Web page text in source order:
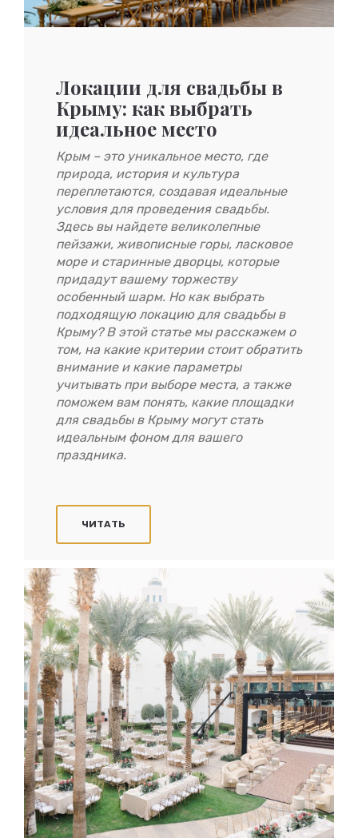
Локации для свадьбы в
Крыму: как выбрать
идеальное место
Крым – это уникальное место, где
природа, история и культура
переплетаются, создавая идеальные
условия для проведения свадьбы.
Здесь вы найдете великолепные
пейзажи, живописные горы, ласковое
море и старинные дворцы, которые
придадут вашему торжеству
особенный шарм. Но как выбрать
подходящую локацию для свадьбы в
Крыму? В этой статье мы расскажем о
том, на какие критерии стоит обратить
внимание и какие параметры
учитывать при выборе места, а также
поможем вам понять, какие площадки
для свадьбы в Крыму могут стать
идеальным фоном для вашего
праздника.
ЧИТАТЬ